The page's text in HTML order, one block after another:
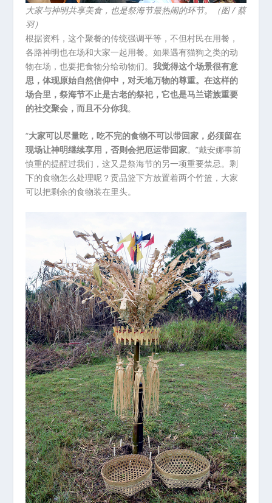
大家与神明共享美食，也是祭海节最热闹的环节。（图 / 蔡
羽）
根据资料，这个聚餐的传统强调平等，不但村民在用餐，
各路神明也在场和大家一起用餐。如果遇有猫狗之类的动
物在场，也要把食物分给动物们。我觉得这个场景很有意
思，体现原始自然信仰中，对天地万物的尊重。在这样的
场合里，祭海节不止是古老的祭祀，它也是马兰诺族重要
的社交聚会，而且不分你我。
“大家可以尽量吃，吃不完的食物不可以带回家，必须留在
现场让神明继续享用，否则会把厄运带回家。”戴安娜事前
慎重的提醒过我们，这又是祭海节的另一项重要禁忌。剩
下的食物怎么处理呢？贡品篮下方放置着两个竹篮，大家
可以把剩余的食物装在里头。